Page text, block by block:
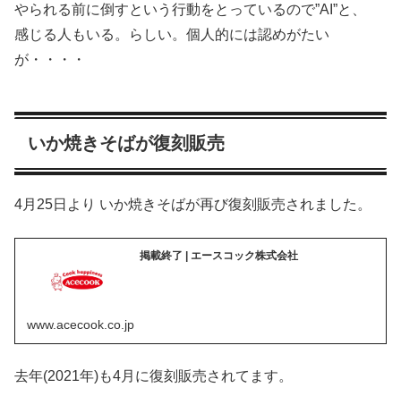
やられる前に倒すという行動をとっているので”AI”と、
感じる人もいる。らしい。個人的には認めがたい
が・・・・
いか焼きそばが復刻販売
4月25日より いか焼きそばが再び復刻販売されました。
掲載終了 | エースコック株式会社
www.acecook.co.jp
去年(2021年)も4月に復刻販売されてます。